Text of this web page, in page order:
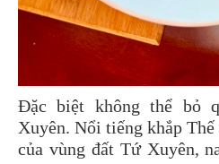
Đặc biệt không thể bỏ
Xuyên. Nổi tiếng khắp
của vùng đất Tứ Xuyên,